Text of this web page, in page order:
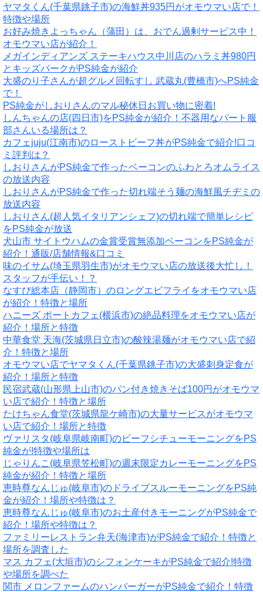
ヤマタくん(千葉県銚子市)の海鮮丼935円がオモウマい店で！
特徴や場所
お好み焼きよっちゃん（蒲田）は、おでん過剰サービス中！
オモウマい店が紹介！
メガインディアンズ ステーキハウス中川店のハラミ丼980円
とキッズパークがPS純金が紹介
大盛のり子さんが超グルメ回転すし 武蔵丸(豊橋市)へPS純金
で！
PS純金がしおりさんのマル秘休日お買い物に密着!
しんちゃんの店(四日市)をPS純金が紹介！不器用なパート服
部さんいる場所は？
カフェjuju(江南市)のローストビーフ丼がPS純金で紹介!口コ
ミ評判は？
しおりさんがPS純金で作ったベーコンのふわとろオムライス
の放送内容
しおりさんがPS純金で作った切れ端そう麺の海鮮風チヂミの
放送内容
しおりさん(超人気イタリアンシェフ)の切れ端で簡単レシピ
をPS純金が放送
犬山市 サイトウハムの金賞受賞無添加ベーコンをPS純金が
紹介！通販/店舗情報&口コミ
味のイサム(埼玉県羽生市)がオモウマい店の放送後大忙し！
スタッフが手伝い！？
なすび総本店（静岡市）のロングエビフライをオモウマい店
が紹介！特徴と場所
ハニーズ ポートカフェ(横浜市)の絶品料理をオモウマい店が
紹介！場所と特徴
中華食堂 天海(茨城県日立市)の酸辣湯麺がオモウマい店で紹
介！特徴と場所
オモウマい店でヤマタくん(千葉県銚子市)の大盛刺身定食が
紹介！場所と特徴
民宿武蔵(山形県上山市)のパン付き焼きそば100円がオモウマ
い店で紹介！特徴と場所
たけちゃん食堂(茨城県龍ケ崎市)の大量サービスがオモウマ
い店で紹介！場所と特徴
ヴァリスタ(岐阜県岐南町)のビーフシチューモーニングをPS
純金が!特徴や場所は
じゃりんこ(岐阜県笠松町)の週末限定カレーモーニングをPS
純金が紹介！特徴と場所
恵時尊なんじゅ(岐阜市)のドライブスルーモーニングをPS純
金が紹介！場所や特徴は？
恵時尊なんじゅ(岐阜市)のお土産付きモーニングがPS純金で
紹介！場所や特徴は？
ファミリーレストラン弁天(海津市)がPS純金で紹介！特徴と
場所を調査した
マス カフェ(大垣市)のシフォンケーキがPS純金で紹介!特徴
や場所を調べた
関市 メロンファームのハンバーガーがPS純金で紹介！特徴